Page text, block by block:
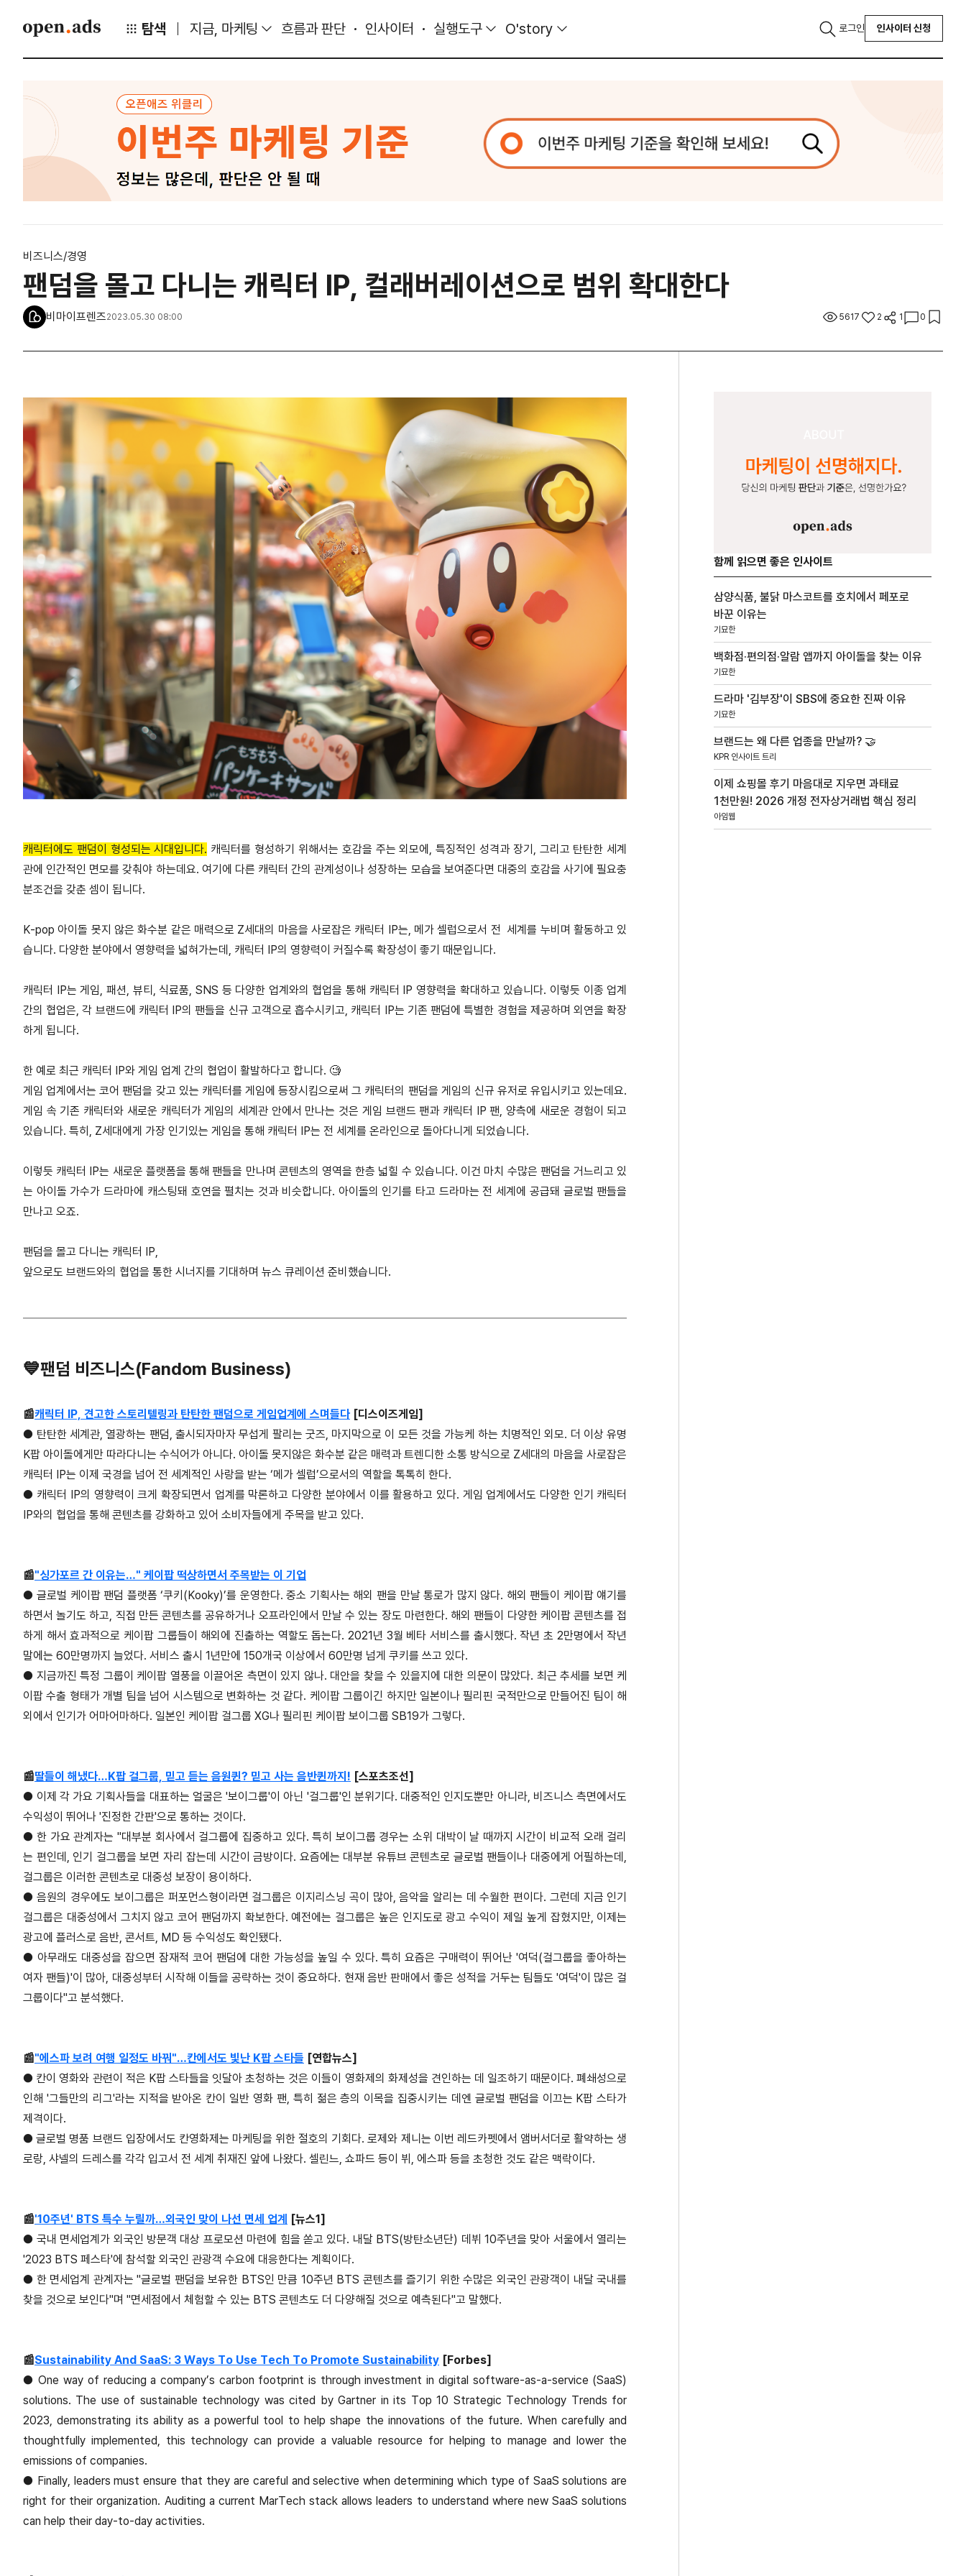
탐색 지금, 마케팅 흐름과 판단 인사이터 실행도구 O'story 로그인 인사이터 신청
비즈니스/경영
팬덤을 몰고 다니는 캐릭터 IP, 컬래버레이션으로 범위 확대한다
비마이프렌즈2023.05.30 08:00 5617 2 1 0
캐릭터에도 팬덤이 형성되는 시대입니다. 캐릭터를 형성하기 위해서는 호감을 주는 외모에, 특징적인 성격과 장기, 그리고 탄탄한 세계
관에 인간적인 면모를 갖춰야 하는데요. 여기에 다른 캐릭터 간의 관계성이나 성장하는 모습을 보여준다면 대중의 호감을 사기에 필요충
분조건을 갖춘 셈이 됩니다.
K-pop 아이돌 못지 않은 화수분 같은 매력으로 Z세대의 마음을 사로잡은 캐릭터 IP는, 메가 셀럽으로서 전 세계를 누비며 활동하고 있
습니다. 다양한 분야에서 영향력을 넓혀가는데, 캐릭터 IP의 영향력이 커질수록 확장성이 좋기 때문입니다.
캐릭터 IP는 게임, 패션, 뷰티, 식료품, SNS 등 다양한 업계와의 협업을 통해 캐릭터 IP 영향력을 확대하고 있습니다. 이렇듯 이종 업계
간의 협업은, 각 브랜드에 캐릭터 IP의 팬들을 신규 고객으로 흡수시키고, 캐릭터 IP는 기존 팬덤에 특별한 경험을 제공하며 외연을 확장
하게 됩니다.
한 예로 최근 캐릭터 IP와 게임 업계 간의 협업이 활발하다고 합니다. 🧐
게임 업계에서는 코어 팬덤을 갖고 있는 캐릭터를 게임에 등장시킴으로써 그 캐릭터의 팬덤을 게임의 신규 유저로 유입시키고 있는데요.
게임 속 기존 캐릭터와 새로운 캐릭터가 게임의 세계관 안에서 만나는 것은 게임 브랜드 팬과 캐릭터 IP 팬, 양측에 새로운 경험이 되고
있습니다. 특히, Z세대에게 가장 인기있는 게임을 통해 캐릭터 IP는 전 세계를 온라인으로 돌아다니게 되었습니다.
이렇듯 캐릭터 IP는 새로운 플랫폼을 통해 팬들을 만나며 콘텐츠의 영역을 한층 넓힐 수 있습니다. 이건 마치 수많은 팬덤을 거느리고 있
는 아이돌 가수가 드라마에 캐스팅돼 호연을 펼치는 것과 비슷합니다. 아이돌의 인기를 타고 드라마는 전 세계에 공급돼 글로벌 팬들을
만나고 오죠.
팬덤을 몰고 다니는 캐릭터 IP,
앞으로도 브랜드와의 협업을 통한 시너지를 기대하며 뉴스 큐레이션 준비했습니다.
💙팬덤 비즈니스(Fandom Business)
📰캐릭터 IP, 견고한 스토리텔링과 탄탄한 팬덤으로 게임업계에 스며들다 [디스이즈게임]
● 탄탄한 세계관, 열광하는 팬덤, 출시되자마자 무섭게 팔리는 굿즈, 마지막으로 이 모든 것을 가능케 하는 치명적인 외모. 더 이상 유명
K팝 아이돌에게만 따라다니는 수식어가 아니다. 아이돌 못지않은 화수분 같은 매력과 트렌디한 소통 방식으로 Z세대의 마음을 사로잡은
캐릭터 IP는 이제 국경을 넘어 전 세계적인 사랑을 받는 ‘메가 셀럽’으로서의 역할을 톡톡히 한다.
● 캐릭터 IP의 영향력이 크게 확장되면서 업계를 막론하고 다양한 분야에서 이를 활용하고 있다. 게임 업계에서도 다양한 인기 캐릭터
IP와의 협업을 통해 콘텐츠를 강화하고 있어 소비자들에게 주목을 받고 있다.
📰"싱가포르 간 이유는…" 케이팝 떡상하면서 주목받는 이 기업
●글로벌 케이팝 팬덤 플랫폼 ‘쿠키(Kooky)’를 운영한다. 중소 기획사는 해외 팬을 만날 통로가 많지 않다. 해외 팬들이 케이팝 얘기를
하면서 놀기도 하고, 직접 만든 콘텐츠를 공유하거나 오프라인에서 만날 수 있는 장도 마련한다. 해외 팬들이 다양한 케이팝 콘텐츠를 접
하게 해서 효과적으로 케이팝 그룹들이 해외에 진출하는 역할도 돕는다. 2021년 3월 베타 서비스를 출시했다. 작년 초 2만명에서 작년
말에는 60만명까지 늘었다. 서비스 출시 1년만에 150개국 이상에서 60만명 넘게 쿠키를 쓰고 있다.
● 지금까진 특정 그룹이 케이팝 열풍을 이끌어온 측면이 있지 않나. 대안을 찾을 수 있을지에 대한 의문이 많았다. 최근 추세를 보면 케
이팝 수출 형태가 개별 팀을 넘어 시스템으로 변화하는 것 같다. 케이팝 그룹이긴 하지만 일본이나 필리핀 국적만으로 만들어진 팀이 해
외에서 인기가 어마어마하다. 일본인 케이팝 걸그룹 XG나 필리핀 케이팝 보이그룹 SB19가 그렇다.
📰딸들이 해냈다…K팝 걸그룹, 믿고 듣는 음원퀸? 믿고 사는 음반퀸까지! [스포츠조선]
● 이제 각 가요 기획사들을 대표하는 얼굴은 '보이그룹'이 아닌 '걸그룹'인 분위기다. 대중적인 인지도뿐만 아니라, 비즈니스 측면에서도
수익성이 뛰어나 '진정한 간판'으로 통하는 것이다.
●한 가요 관계자는 "대부분 회사에서 걸그룹에 집중하고 있다. 특히 보이그룹 경우는 소위 대박이 날 때까지 시간이 비교적 오래 걸리
는 편인데, 인기 걸그룹을 보면 자리 잡는데 시간이 금방이다. 요즘에는 대부분 유튜브 콘텐츠로 글로벌 팬들이나 대중에게 어필하는데,
걸그룹은 이러한 콘텐츠로 대중성 보장이 용이하다.
●음원의 경우에도 보이그룹은 퍼포먼스형이라면 걸그룹은 이지리스닝 곡이 많아, 음악을 알리는 데 수월한 편이다. 그런데 지금 인기
걸그룹은 대중성에서 그치지 않고 코어 팬덤까지 확보한다. 예전에는 걸그룹은 높은 인지도로 광고 수익이 제일 높게 잡혔지만, 이제는
광고에 플러스로 음반, 콘서트, MD 등 수익성도 확인됐다.
● 아무래도 대중성을 잡으면 잠재적 코어 팬덤에 대한 가능성을 높일 수 있다. 특히 요즘은 구매력이 뛰어난 '여덕(걸그룹을 좋아하는
여자 팬들)'이 많아, 대중성부터 시작해 이들을 공략하는 것이 중요하다. 현재 음반 판매에서 좋은 성적을 거두는 팀들도 '여덕'이 많은 걸
그룹이다"고 분석했다.
📰"에스파 보려 여행 일정도 바꿔"…칸에서도 빛난 K팝 스타들 [연합뉴스]
● 칸이 영화와 관련이 적은 K팝 스타들을 잇달아 초청하는 것은 이들이 영화제의 화제성을 견인하는 데 일조하기 때문이다. 폐쇄성으로
인해 '그들만의 리그'라는 지적을 받아온 칸이 일반 영화 팬, 특히 젊은 층의 이목을 집중시키는 데엔 글로벌 팬덤을 이끄는 K팝 스타가
제격이다.
●글로벌 명품 브랜드 입장에서도 칸영화제는 마케팅을 위한 절호의 기회다. 로제와 제니는 이번 레드카펫에서 앰버서더로 활약하는 생
로랑, 샤넬의 드레스를 각각 입고서 전 세계 취재진 앞에 나왔다. 셀린느, 쇼파드 등이 뷔, 에스파 등을 초청한 것도 같은 맥락이다.
📰'10주년' BTS 특수 누릴까…외국인 맞이 나선 면세 업계
[뉴스1]
● 국내 면세업계가 외국인 방문객 대상 프로모션 마련에 힘을 쏟고 있다. 내달 BTS(방탄소년단) 데뷔 10주년을 맞아 서울에서 열리는
'2023 BTS 페스타'에 참석할 외국인 관광객 수요에 대응한다는 계획이다.
● 한 면세업계 관계자는 "글로벌 팬덤을 보유한 BTS인 만큼 10주년 BTS 콘텐츠를 즐기기 위한 수많은 외국인 관광객이 내달 국내를
찾을 것으로 보인다"며 "면세점에서 체험할 수 있는 BTS 콘텐츠도 더 다양해질 것으로 예측된다"고 말했다.
📰Sustainability And SaaS: 3 Ways To Use Tech To Promote Sustainability [Forbes]
●One way of reducing a company’s carbon footprint is through investment in digital software-as-a-service (SaaS)
solutions. The use of sustainable technology was cited by Gartner in its Top 10 Strategic Technology Trends for
2023, demonstrating its ability as a powerful tool to help shape the innovations of the future. When carefully and
thoughtfully implemented, this technology can provide a valuable resource for helping to manage and lower the
emissions of companies.
● Finally, leaders must ensure that they are careful and selective when determining which type of SaaS solutions are
right for their organization. Auditing a current MarTech stack allows leaders to understand where new SaaS solutions
can help their day-to-day activities.
함께 읽으면 좋은 인사이트
삼양식품, 불닭 마스코트를 호치에서 페포로
바꾼 이유는
기묘한
백화점·편의점·알람 앱까지 아이돌을 찾는 이유
기묘한
드라마 '김부장'이 SBS에 중요한 진짜 이유
기묘한
브랜드는 왜 다른 업종을 만날까? 🤝
KPR 인사이트 트리
이제 쇼핑몰 후기 마음대로 지우면 과태료
1천만원! 2026 개정 전자상거래법 핵심 정리
아임웹